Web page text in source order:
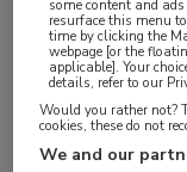
Tags:
doxycycline
transgender
some content and
resurface this menu
time by clicking the
webpage [or the
applicable]. Your
details, refer to our
Would you rather not?
cookies, these do not
We and our